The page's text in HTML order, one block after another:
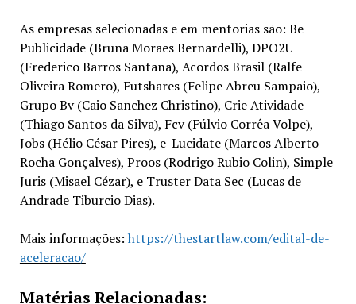
As empresas selecionadas e em mentorias são: Be
Publicidade (Bruna Moraes Bernardelli), DPO2U
(Frederico Barros Santana), Acordos Brasil (Ralfe
Oliveira Romero), Futshares (Felipe Abreu Sampaio),
Grupo Bv (Caio Sanchez Christino), Crie Atividade
(Thiago Santos da Silva), Fcv (Fúlvio Corrêa Volpe),
Jobs (Hélio César Pires), e-Lucidate (Marcos Alberto
Rocha Gonçalves), Proos (Rodrigo Rubio Colin), Simple
Juris (Misael Cézar), e Truster Data Sec (Lucas de
Andrade Tiburcio Dias).
Mais informações: https://thestartlaw.com/edital-de-
aceleracao/
Matérias Relacionadas: